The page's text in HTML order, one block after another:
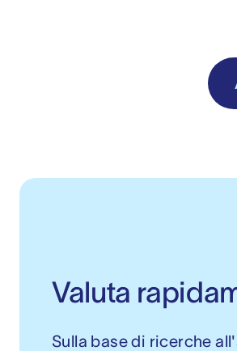
Valuta
Sulla base di ricerche